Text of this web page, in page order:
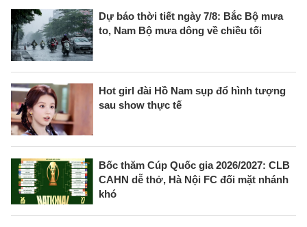
Dự báo thời tiết ngày 7/8: Bắc Bộ mưa
to, Nam Bộ mưa dông về chiều tối
Hot girl đài Hồ Nam sụp đổ hình tượng
sau show thực tế
Bốc thăm Cúp Quốc gia 2026/2027: CLB
CAHN dễ thở, Hà Nội FC đối mặt nhánh
khó